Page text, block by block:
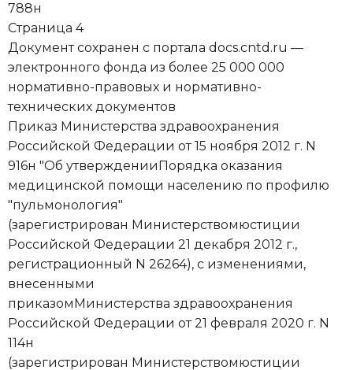
788н
Страница 4
Документ сохранен с портала docs.cntd.ru —
электронного фонда из более 25 000 000
нормативно-правовых и нормативно-
технических документов
Приказ Министерства здравоохранения
Российской Федерации от 15 ноября 2012 г. N
916н "Об утвержденииПорядка оказания
медицинской помощи населению по профилю
"пульмонология"
(зарегистрирован Министерствомюстиции
Российской Федерации 21 декабря 2012 г.,
регистрационный N 26264), с изменениями,
внесенными
приказомМинистерства здравоохранения
Российской Федерации от 21 февраля 2020 г. N
114н
(зарегистрирован Министерствомюстиции